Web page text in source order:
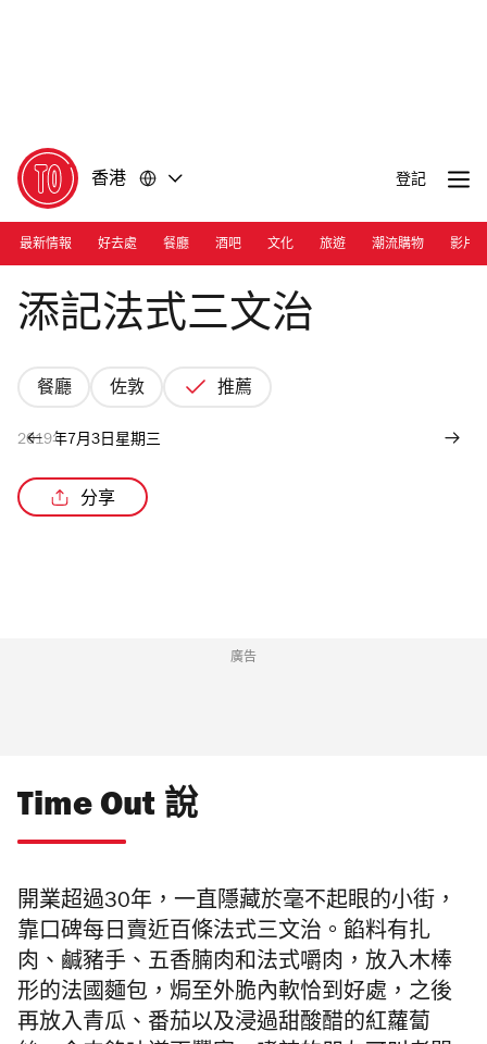
香港 登記
最新情報 好去處 餐廳 酒吧 文化 旅遊 潮流購物 影片
Photograph: Nicholas Wong
添記法式三文治
餐廳 佐敦 推薦
2019年7月3日星期三
分享
廣告
Time Out 說
開業超過30年，一直隱藏於毫不起眼的小街，
靠口碑每日賣近百條法式三文治。餡料有扎
肉、鹹豬手、五香腩肉和法式嚼肉，放入木棒
形的法國麵包，焗至外脆內軟恰到好處，之後
再放入青瓜、番茄以及浸過甜酸醋的紅蘿蔔